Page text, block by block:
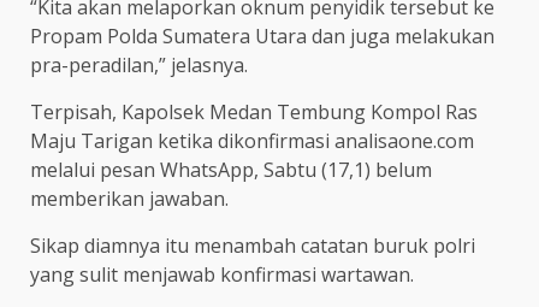
“Kita akan melaporkan oknum penyidik tersebut ke
Propam Polda Sumatera Utara dan juga melakukan
pra-peradilan,” jelasnya.
Terpisah, Kapolsek Medan Tembung Kompol Ras
Maju Tarigan ketika dikonfirmasi analisaone.com
melalui pesan WhatsApp, Sabtu (17,1) belum
memberikan jawaban.
Sikap diamnya itu menambah catatan buruk polri
yang sulit menjawab konfirmasi wartawan.